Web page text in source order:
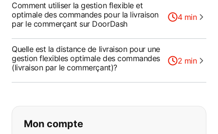
Comment utiliser la gestion flexible et
optimale des commandes pour la livraison
par le commerçant sur DoorDash
4min
Quelle est la distance de livraison pour une
gestion flexibles optimale des commandes
(livraison par le commerçant)?
2 min
Si vous ne trouvez pas ce que vous
Mon compte